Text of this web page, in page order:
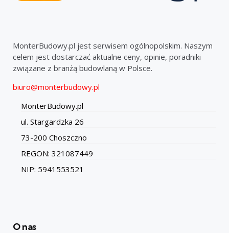
MonterBudowy.pl jest serwisem ogólnopolskim. Naszym
celem jest dostarczać aktualne ceny, opinie, poradniki
związane z branżą budowlaną w Polsce.
biuro@monterbudowy.pl
MonterBudowy.pl
ul. Stargardzka 26
73-200 Choszczno
REGON: 321087449
NIP: 5941553521
O nas